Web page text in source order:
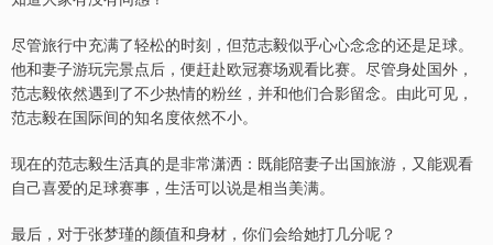
尽管旅行中充满了轻松的时刻，但范志毅似乎心心念念的还是足球。
他和妻子游玩完景点后，便赶赴欧冠赛场观看比赛。尽管身处国外，
范志毅依然遇到了不少热情的粉丝，并和他们合影留念。由此可见，
范志毅在国际间的知名度依然不小。
现在的范志毅生活真的是非常潇洒：既能陪妻子出国旅游，又能观看
自己喜爱的足球赛事，生活可以说是相当美满。
最后，对于张梦瑾的颜值和身材，你们会给她打几分呢？